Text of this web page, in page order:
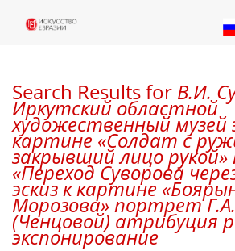
Search Results for В.И.
Иркутский областной
художественный
картине «Солдат с
закрывший лицо
«Переход Суворова
эскиз к картине
Морозова» портрет
(Ченцовой) атрибуция
экспонирование